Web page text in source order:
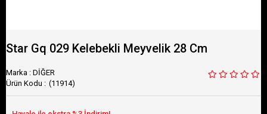
Star Gq 029 Kelebekli Meyvelik 28 Cm
Marka : DİĞER
(11914)